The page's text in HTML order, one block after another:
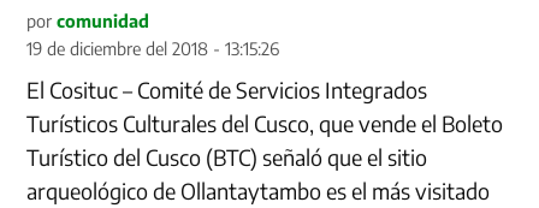
por comunidad
19 de diciembre del 2018 - 13:15:26
El Cosituc – Comité de Servicios Integrados
Turísticos Culturales del Cusco, que vende el Boleto
Turístico del Cusco (BTC) señaló que el sitio
arqueológico de Ollantaytambo es el más visitado